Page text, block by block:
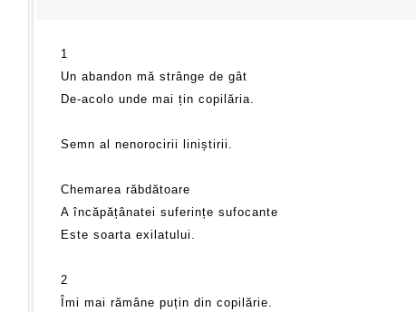
1
Un abandon mă strânge de gât
De-acolo unde mai țin copilăria.
Semn al nenorocirii liniștirii.
Chemarea răbdătoare
A încăpățânatei suferințe sufocante
Este soarta exilatului.
2
Îmi mai rămâne puțin din copilărie.